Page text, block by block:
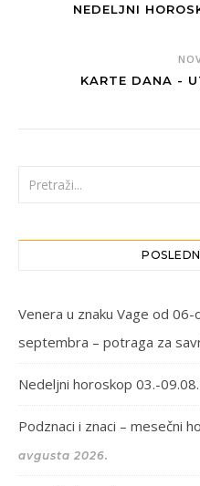
NEDELJNI
KARTE DANA -
Venera u znaku Vage od
septembra – potraga za
Nedeljni horoskop 03.-
Podznaci i znaci – mesečni
avgusta 2026.